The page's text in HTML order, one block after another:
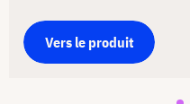
Vers le produit